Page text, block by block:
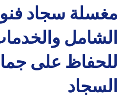
مغسلة سجاد
الشامل
للحفاظ على
السجاد